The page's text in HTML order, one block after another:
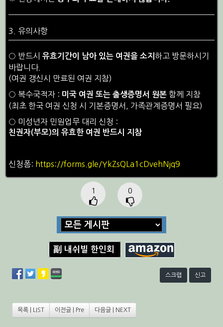
3. 유의사항
○ 반드시유효기간이 남아 있는 여권을 소지하고 방문하시기
바랍니다.
(여권 갱신시 만료된 여권 지참)
○ 복수국적자 : 미국 여권 또는 출생증명서 원본 함께 지참
(최초 한국 여권 신청 시 기본증명서, 가족관계증명서 필요)
○ 미성년자 민원업무 대리 신청 :
친권자(부모)의 유효한 여권 반드시 지참
신청폼: https://forms.gle/YkZsQLa1cDvehNjq9
1 0
副 내쉬빌 한인회
스크랩 신고
목록 | LIST 이전글 | Pre 다음글 | NEXT